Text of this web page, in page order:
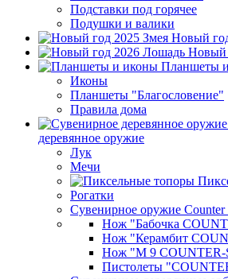
Подставки под горячее
Подушки и валики
Новый
Новый
Планшеты
Иконы
Планшеты "Благословение"
Правила дома
деревянное оружие
Лук
Мечи
Рогатки
Сувенирное оружие Counter
Нож "Бабочка
Нож "Керамбит
Нож "М 9 COUNTER-
Пистолеты